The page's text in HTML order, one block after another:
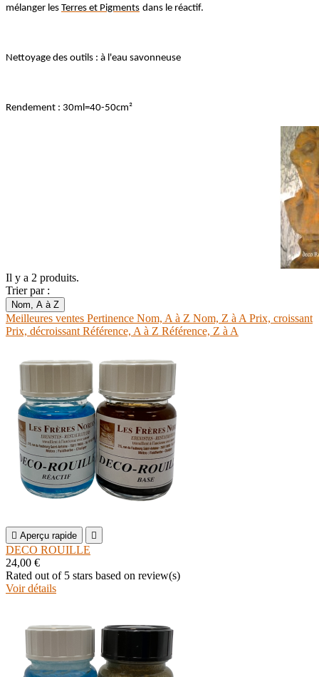
mélanger les Terres et Pigments dans le réactif.
Nettoyage des outils : à l'eau savonneuse
Rendement : 30ml=40-50cm²
Il y a 2 produits.
Trier par :
Nom, A à Z
Meilleures ventes Pertinence Nom, A à Z Nom, Z à A Prix, croissant
Prix, décroissant Référence, A à Z Référence, Z à A
 Aperçu rapide 
DECO ROUILLE
24,00 €
Rated out of 5 stars based on review(s)
Voir détails